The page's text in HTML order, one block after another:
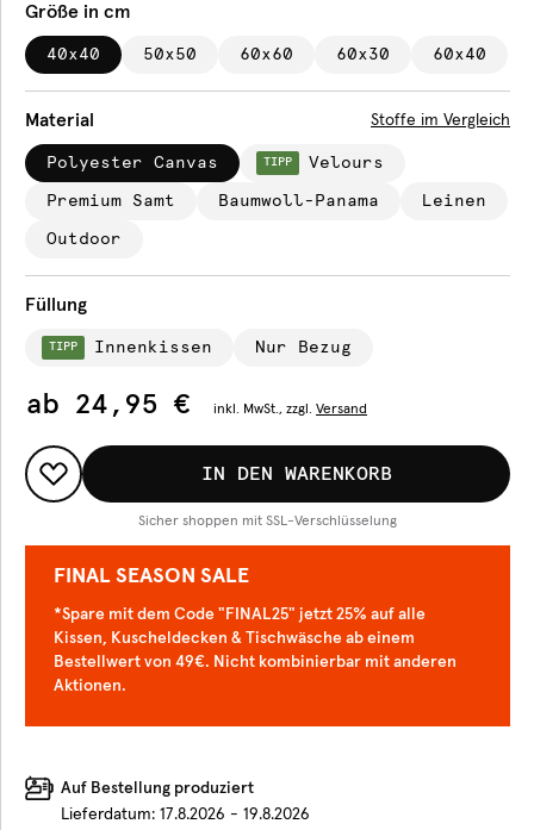
Größe in cm
40x40 50x50 60x60 60x30 60x40
Material Stoffe im Vergleich
Polyester Canvas TIPP Velours
Premium Samt Baumwoll-Panama Leinen
Outdoor
Füllung
TIPP Innenkissen Nur Bezug
ab 24,95 € inkl. MwSt., zzgl. Versand
IN DEN WARENKORB
Sicher shoppen mit SSL-Verschlüsselung
FINAL SEASON SALE
*Spare mit dem Code "FINAL25" jetzt 25% auf alle
Kissen, Kuscheldecken & Tischwäsche ab einem
Bestellwert von 49€. Nicht kombinierbar mit anderen
Aktionen.
Auf Bestellung produziert
Lieferdatum: 17.8.2026 - 19.8.2026